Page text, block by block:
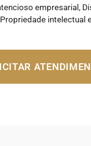
empresarial,
intelectual